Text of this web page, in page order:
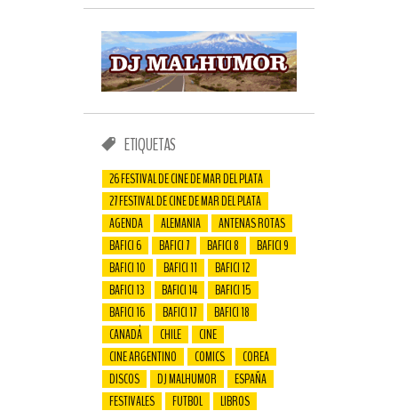
ETIQUETAS
26 FESTIVAL DE CINE DE MAR DEL PLATA
27 FESTIVAL DE CINE DE MAR DEL PLATA
AGENDA
ALEMANIA
ANTENAS ROTAS
BAFICI 6
BAFICI 7 BAFICI 8
BAFICI 9
BAFICI 10
BAFICI 11
BAFICI 12
BAFICI 13
BAFICI 14
BAFICI 15
BAFICI 16
BAFICI 17
BAFICI 18
CANADÁ
CHILE
CINE
CINE ARGENTINO
COMICS
COREA
DISCOS
DJ MALHUMOR
ESPAÑA
FESTIVALES
FUTBOL
LIBROS